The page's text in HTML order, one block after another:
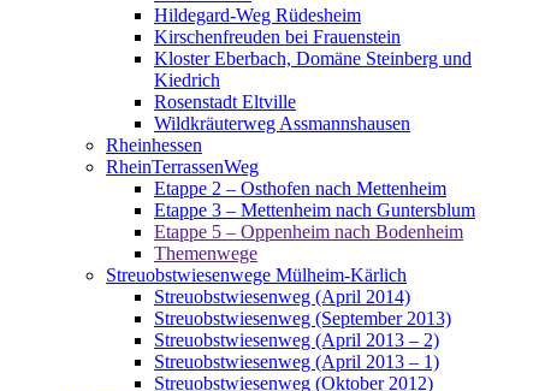
Hildegard-Weg Rüdesheim
Kirschenfreuden bei Frauenstein
Kloster Eberbach, Domäne Steinberg und
Kiedrich
Rosenstadt Eltville
Wildkräuterweg Assmannshausen
Rheinhessen
RheinTerrassenWeg
Etappe 2 – Osthofen nach Mettenheim
Etappe 3 – Mettenheim nach Guntersblum
Etappe 5 – Oppenheim nach Bodenheim
Themenwege
Streuobstwiesenwege Mülheim-Kärlich
Streuobstwiesenweg (April 2014)
Streuobstwiesenweg (September 2013)
Streuobstwiesenweg (April 2013 – 2)
Streuobstwiesenweg (April 2013 – 1)
Streuobstwiesenweg (Oktober 2012)